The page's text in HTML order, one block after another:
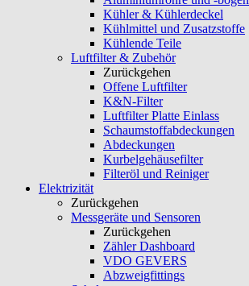
Kühler & Kühlerdeckel
Kühlmittel und Zusatzstoffe
Kühlende Teile
Luftfilter & Zubehör
Zurückgehen
Offene Luftfilter
K&N-Filter
Luftfilter Platte Einlass
Schaumstoffabdeckungen
Abdeckungen
Kurbelgehäusefilter
Filteröl und Reiniger
Elektrizität
Zurückgehen
Messgeräte und Sensoren
Zurückgehen
Zähler Dashboard
VDO GEVERS
Abzweigfittings